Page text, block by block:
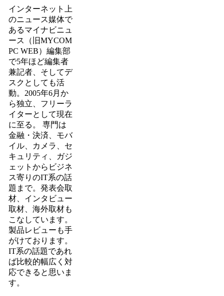
インターネット上
のニュース媒体で
あるマイナビニュ
ース（旧MYCOM
PC WEB）編集部
で5年ほど編集者
兼記者、そしてデ
スクとしても活
動。2005年6月か
ら独立、フリーラ
イターとして現在
に至る。 専門は
金融・決済、モバ
イル、カメラ、セ
キュリティ、ガジ
ェットからビジネ
ス寄りのIT系の話
題まで。発表会取
材、インタビュー
取材、海外取材も
こなしています。
製品レビューも手
がけております。
IT系の話題であれ
ば比較的幅広く対
応できると思いま
す。